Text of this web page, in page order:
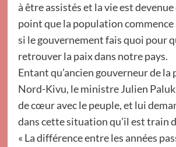
à être assistés et la vie est
point que la population commence
si le gouvernement fais quoi pour
retrouver la paix dans notre pays.
Entant qu’ancien gouverneur de la
Nord-Kivu, le ministre Julien
de cœur avec le peuple, et lui
dans cette situation qu’il est train
« La différence entre les années